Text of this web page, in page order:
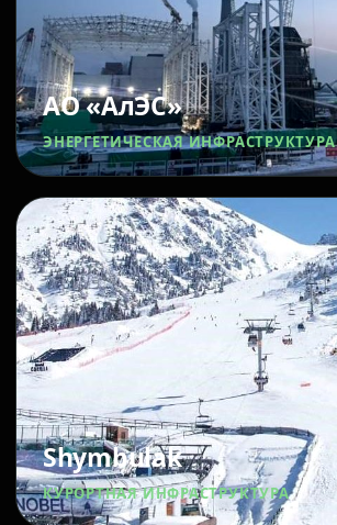
АО «АлЭС»
ЭНЕРГЕТИЧЕСКАЯ ИНФРАСТРУКТУРА
Shymbulak
КУРОРТНАЯ ИНФРАСТРУКТУРА